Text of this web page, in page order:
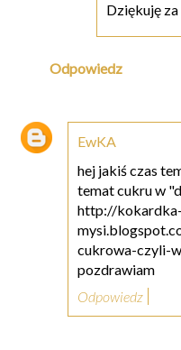
Dziękuję
Odpowiedz
EwKA
hej jakiś czas
temat cukru w
http://kokardka-
cukrowa-czyli-
pozdrawiam
Odpowiedz